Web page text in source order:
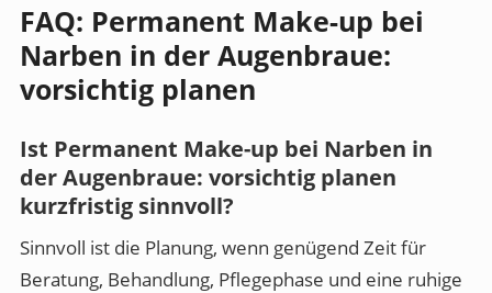
FAQ: Permanent Make-up bei
Narben in der Augenbraue:
vorsichtig planen
Ist Permanent Make-up bei Narben in
der Augenbraue: vorsichtig planen
kurzfristig sinnvoll?
Sinnvoll ist die Planung, wenn genügend Zeit für
Beratung, Behandlung, Pflegephase und eine ruhige